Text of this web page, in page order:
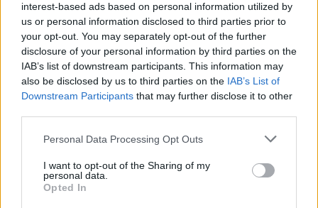
interest-based ads based on personal information utilized by
us or personal information disclosed to third parties prior to
your opt-out. You may separately opt-out of the further
disclosure of your personal information by third parties on the
IAB’s list of downstream participants. This information may
also be disclosed by us to third parties on the IAB’s List of
Downstream Participants that may further disclose it to other
Personal Data Processing Opt Outs
I want to opt-out of the Sharing of my
personal data.
Opted In